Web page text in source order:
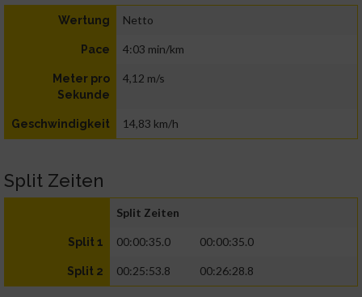
Wertung Netto
Pace 4:03 min/km
Meter pro
Sekunde
4,12 m/s
Geschwindigkeit 14,83 km/h
Split Zeiten
Split Zeiten
Split 1 00:00:35.0 00:00:35.0
Split 2 00:25:53.8 00:26:28.8